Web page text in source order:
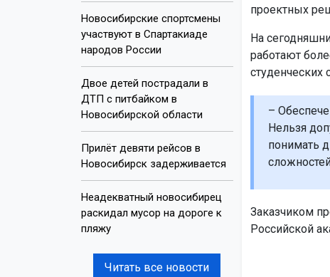
Новосибирские спортсмены
участвуют в Спартакиаде
народов России
Двое детей пострадали в
ДТП с питбайком в
Новосибирской области
Прилёт девяти рейсов в
Новосибирск задерживается
Неадекватный новосибирец
раскидал мусор на дороге к
пляжу
Читать все новости
проектных
На
работают
студенческих
–
Нельзя
понимать
Заказчиком
Российской